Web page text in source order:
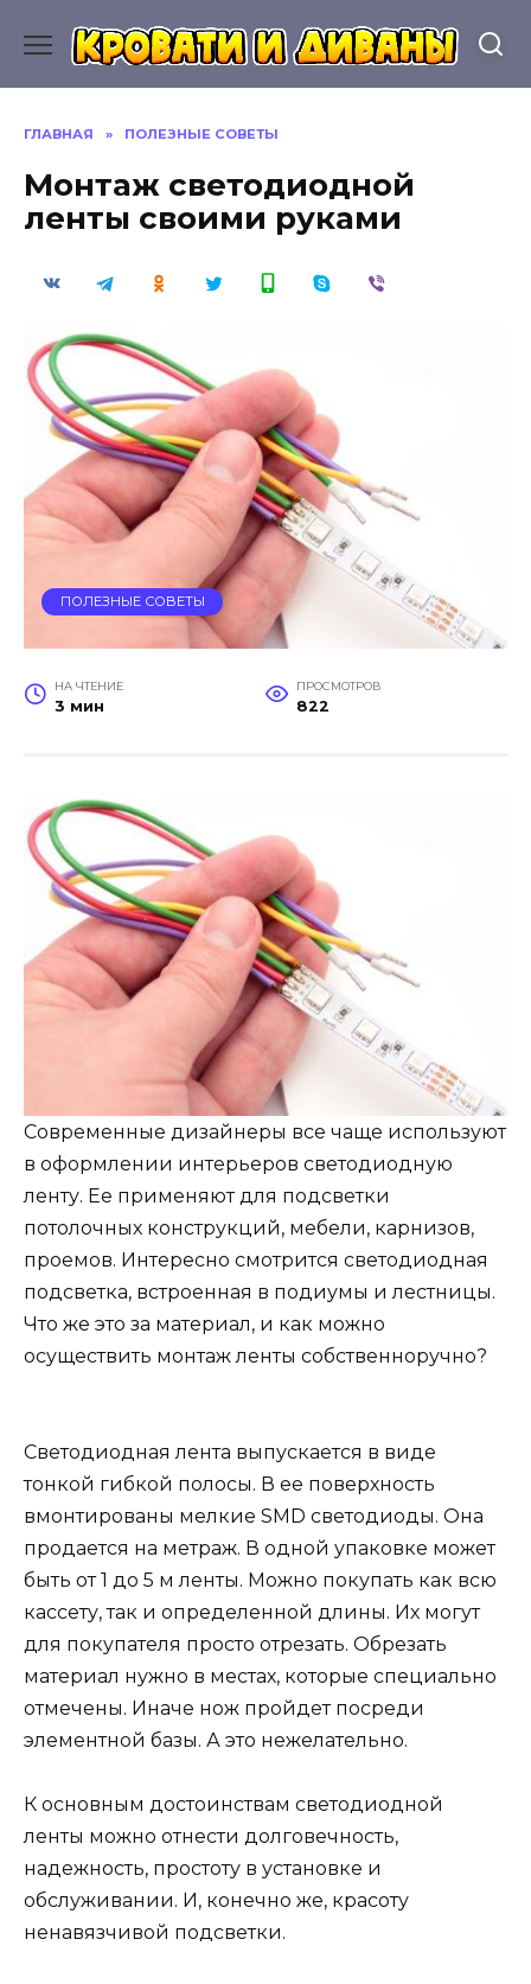
содержанию
ГЛАВНАЯ » ПОЛЕЗНЫЕ СОВЕТЫ
Монтаж светодиодной
ленты своими руками
ПОЛЕЗНЫЕ СОВЕТЫ
НА ЧТЕНИЕ
3 мин
ПРОСМОТРОВ
822
Современные дизайнеры все чаще используют
в оформлении интерьеров светодиодную
ленту. Ее применяют для подсветки
потолочных конструкций, мебели, карнизов,
проемов. Интересно смотрится светодиодная
подсветка, встроенная в подиумы и лестницы.
Что же это за материал, и как можно
осуществить монтаж ленты собственноручно?
Светодиодная лента выпускается в виде
тонкой гибкой полосы. В ее поверхность
вмонтированы мелкие SMD светодиоды. Она
продается на метраж. В одной упаковке может
быть от 1 до 5 м ленты. Можно покупать как всю
кассету, так и определенной длины. Их могут
для покупателя просто отрезать. Обрезать
материал нужно в местах, которые специально
отмечены. Иначе нож пройдет посреди
элементной базы. А это нежелательно.
К основным достоинствам светодиодной
ленты можно отнести долговечность,
надежность, простоту в установке и
обслуживании. И, конечно же, красоту
ненавязчивой подсветки.